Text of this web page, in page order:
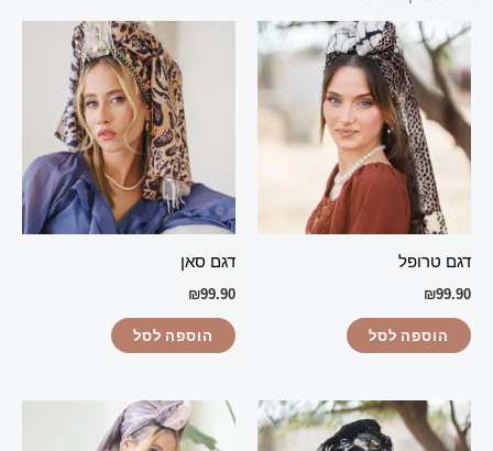
דגם טרופל
₪99.90
הוספה לסל
דגם סאן
₪99.90
הוספה לסל